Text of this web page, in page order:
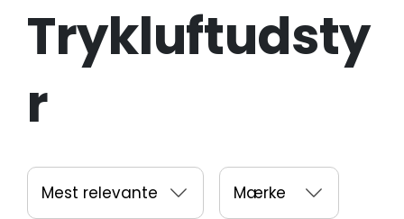
Trykluftudsty
r
Mest relevante Mærke